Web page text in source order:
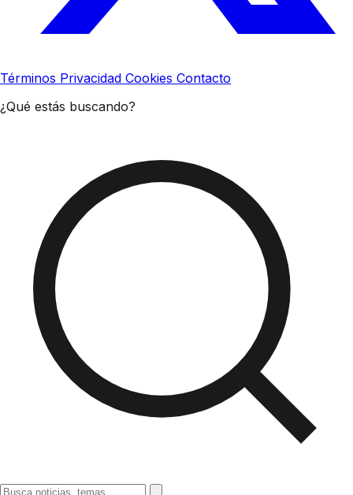
Términos Privacidad Cookies Contacto
¿Qué estás buscando?